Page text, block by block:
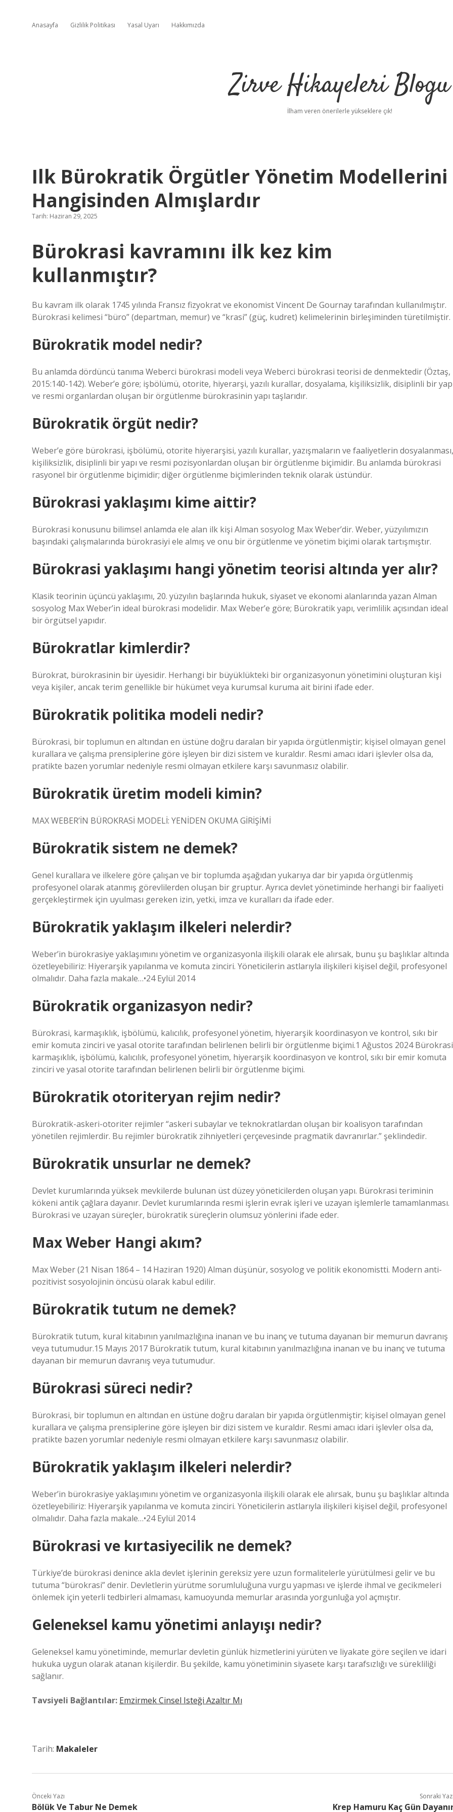
Anasayfa Gizlilik Politikası Yasal Uyarı Hakkımızda
Zirve Hikayeleri Blogu
İlham veren önerilerle yükseklere çık!
Ilk Bürokratik Örgütler Yönetim Modellerini
Hangisinden Almışlardır
Tarih: Haziran 29, 2025
Bürokrasi kavramını ilk kez kim
kullanmıştır?
Bu kavram ilk olarak 1745 yılında Fransız fizyokrat ve ekonomist Vincent De Gournay tarafından kullanılmıştır.
Bürokrasi kelimesi “büro” (departman, memur) ve “krasi” (güç, kudret) kelimelerinin birleşiminden türetilmiştir.
Bürokratik model nedir?
Bu anlamda dördüncü tanıma Weberci bürokrasi modeli veya Weberci bürokrasi teorisi de denmektedir (Öztaş,
2015:140-142). Weber’e göre; işbölümü, otorite, hiyerarşi, yazılı kurallar, dosyalama, kişiliksizlik, disiplinli bir
ve resmi organlardan oluşan bir örgütlenme bürokrasinin yapı taşlarıdır.
Bürokratik örgüt nedir?
Weber’e göre bürokrasi, işbölümü, otorite hiyerarşisi, yazılı kurallar, yazışmaların ve faaliyetlerin dosyalanması,
kişiliksizlik, disiplinli bir yapı ve resmi pozisyonlardan oluşan bir örgütlenme biçimidir. Bu anlamda bürokrasi
rasyonel bir örgütlenme biçimidir; diğer örgütlenme biçimlerinden teknik olarak üstündür.
Bürokrasi yaklaşımı kime aittir?
Bürokrasi konusunu bilimsel anlamda ele alan ilk kişi Alman sosyolog Max Weber’dir. Weber, yüzyılımızın
başındaki çalışmalarında bürokrasiyi ele almış ve onu bir örgütlenme ve yönetim biçimi olarak tartışmıştır.
Bürokrasi yaklaşımı hangi yönetim teorisi altında yer alır?
Klasik teorinin üçüncü yaklaşımı, 20. yüzyılın başlarında hukuk, siyaset ve ekonomi alanlarında yazan Alman
sosyolog Max Weber’in ideal bürokrasi modelidir. Max Weber’e göre; Bürokratik yapı, verimlilik açısından ideal
bir örgütsel yapıdır.
Bürokratlar kimlerdir?
Bürokrat, bürokrasinin bir üyesidir. Herhangi bir büyüklükteki bir organizasyonun yönetimini oluşturan kişi
veya kişiler, ancak terim genellikle bir hükümet veya kurumsal kuruma ait birini ifade eder.
Bürokratik politika modeli nedir?
Bürokrasi, bir toplumun en altından en üstüne doğru daralan bir yapıda örgütlenmiştir; kişisel olmayan genel
kurallara ve çalışma prensiplerine göre işleyen bir dizi sistem ve kuraldır. Resmi amacı idari işlevler olsa da,
pratikte bazen yorumlar nedeniyle resmi olmayan etkilere karşı savunmasız olabilir.
Bürokratik üretim modeli kimin?
MAX WEBER’İN BÜROKRASİ MODELİ: YENİDEN OKUMA GİRİŞİMİ
Bürokratik sistem ne demek?
Genel kurallara ve ilkelere göre çalışan ve bir toplumda aşağıdan yukarıya dar bir yapıda örgütlenmiş
profesyonel olarak atanmış görevlilerden oluşan bir gruptur. Ayrıca devlet yönetiminde herhangi bir faaliyeti
gerçekleştirmek için uyulması gereken izin, yetki, imza ve kuralları da ifade eder.
Bürokratik yaklaşım ilkeleri nelerdir?
Weber’in bürokrasiye yaklaşımını yönetim ve organizasyonla ilişkili olarak ele alırsak, bunu şu başlıklar altında
özetleyebiliriz: Hiyerarşik yapılanma ve komuta zinciri. Yöneticilerin astlarıyla ilişkileri kişisel değil, profesyonel
olmalıdır. Daha fazla makale…•24 Eylül 2014
Bürokratik organizasyon nedir?
Bürokrasi, karmaşıklık, işbölümü, kalıcılık, profesyonel yönetim, hiyerarşik koordinasyon ve kontrol, sıkı bir
emir komuta zinciri ve yasal otorite tarafından belirlenen belirli bir örgütlenme biçimi.1 Ağustos 2024
karmaşıklık, işbölümü, kalıcılık, profesyonel yönetim, hiyerarşik koordinasyon ve kontrol, sıkı bir emir komuta
zinciri ve yasal otorite tarafından belirlenen belirli bir örgütlenme biçimi.
Bürokratik otoriteryan rejim nedir?
Bürokratik-askeri-otoriter rejimler “askeri subaylar ve teknokratlardan oluşan bir koalisyon tarafından
yönetilen rejimlerdir. Bu rejimler bürokratik zihniyetleri çerçevesinde pragmatik davranırlar.” şeklindedir.
Bürokratik unsurlar ne demek?
Devlet kurumlarında yüksek mevkilerde bulunan üst düzey yöneticilerden oluşan yapı. Bürokrasi teriminin
kökeni antik çağlara dayanır. Devlet kurumlarında resmi işlerin evrak işleri ve uzayan işlemlerle tamamlanması.
Bürokrasi ve uzayan süreçler, bürokratik süreçlerin olumsuz yönlerini ifade eder.
Max Weber Hangi akım?
Max Weber (21 Nisan 1864 – 14 Haziran 1920) Alman düşünür, sosyolog ve politik ekonomistti. Modern anti-
pozitivist sosyolojinin öncüsü olarak kabul edilir.
Bürokratik tutum ne demek?
Bürokratik tutum, kural kitabının yanılmazlığına inanan ve bu inanç ve tutuma dayanan bir memurun davranış
veya tutumudur.15 Mayıs 2017 Bürokratik tutum, kural kitabının yanılmazlığına inanan ve bu inanç ve tutuma
dayanan bir memurun davranış veya tutumudur.
Bürokrasi süreci nedir?
Bürokrasi, bir toplumun en altından en üstüne doğru daralan bir yapıda örgütlenmiştir; kişisel olmayan genel
kurallara ve çalışma prensiplerine göre işleyen bir dizi sistem ve kuraldır. Resmi amacı idari işlevler olsa da,
pratikte bazen yorumlar nedeniyle resmi olmayan etkilere karşı savunmasız olabilir.
Bürokratik yaklaşım ilkeleri nelerdir?
Weber’in bürokrasiye yaklaşımını yönetim ve organizasyonla ilişkili olarak ele alırsak, bunu şu başlıklar altında
özetleyebiliriz: Hiyerarşik yapılanma ve komuta zinciri. Yöneticilerin astlarıyla ilişkileri kişisel değil, profesyonel
olmalıdır. Daha fazla makale…•24 Eylül 2014
Bürokrasi ve kırtasiyecilik ne demek?
Türkiye’de bürokrasi denince akla devlet işlerinin gereksiz yere uzun formalitelerle yürütülmesi gelir ve bu
tutuma “bürokrasi” denir. Devletlerin yürütme sorumluluğuna vurgu yapması ve işlerde ihmal ve gecikmeleri
önlemek için yeterli tedbirleri almaması, kamuoyunda memurlar arasında yorgunluğa yol açmıştır.
Geleneksel kamu yönetimi anlayışı nedir?
Geleneksel kamu yönetiminde, memurlar devletin günlük hizmetlerini yürüten ve liyakate göre seçilen ve idari
hukuka uygun olarak atanan kişilerdir. Bu şekilde, kamu yönetiminin siyasete karşı tarafsızlığı ve sürekliliği
sağlanır.
Tavsiyeli Bağlantılar: Emzirmek Cinsel Isteği Azaltır Mı
Tarih: Makaleler
Önceki Yazı
Bölük Ve Tabur Ne Demek
Sonraki
Krep Hamuru Kaç Gün